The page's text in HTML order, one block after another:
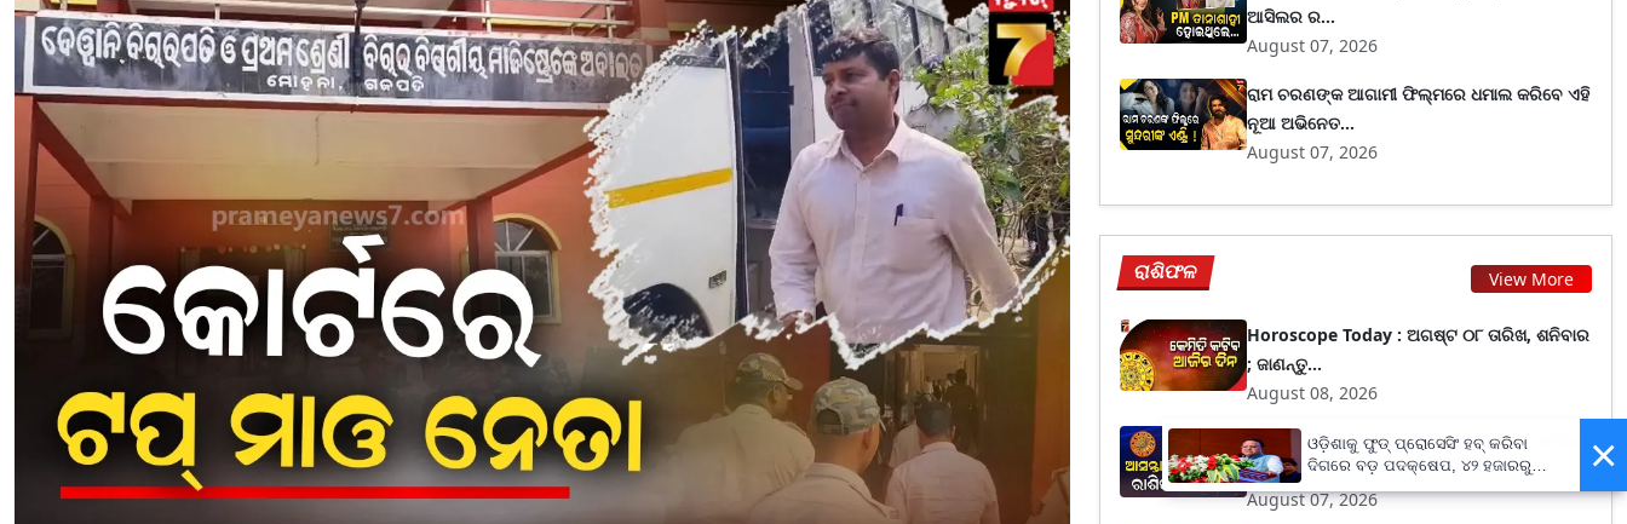
ଆସିଲର ର...
August 07, 2026
ରାମ ଚରଣଙ୍କ ଆଗାମୀ ଫିଲ୍ମରେ ଧମାଲ କରିବେ ଏହି
ନୂଆ ଅଭିନେତ...
August 07, 2026
ରାଶିଫଳ View More
Horoscope Today : ଅଗଷ୍ଟ ୦୮ ତାରିଖ, ଶନିବାର
; ଜାଣନ୍ତୁ...
August 08, 2026
କନ୍ୟା ରାଶି ବ୍ୟକ୍ତିଙ୍କୁ କାର୍ଯ୍ୟକ୍ଷେତ୍ରରେ ସଫଳତା
ଓ ସମ...
August 07, 2026
×
ଓଡ଼ିଶାକୁ ଫୁଡ୍ ପ୍ରୋସେସିଂ ହବ୍ କରିବା
ଦିଗରେ ବଡ଼ ପଦକ୍ଷେପ, ୪୨ ହଜାରରୁ
ଅଧିକ ନିଯୁକ୍ତି ସୁଯୋଗ